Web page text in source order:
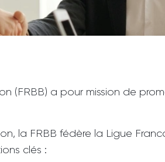
(FRBB) a pour mission de
la FRBB fédère la Ligue
clés :